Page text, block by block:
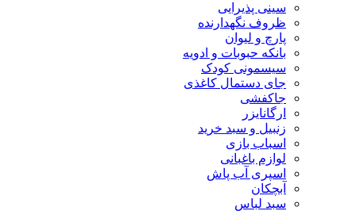
سینی پذیرایی
ظروف نگهدارنده
پارچ و لیوان
بانکه حبوبات و ادویه
سیسمونی کودک
جای دستمال کاغذی
جاکفشی
ارگانایزر
زنبیل و سبد خرید
اسباب بازی
لوازم باغبانی
اسپری آب پاش
آبچکان
سبد لباس